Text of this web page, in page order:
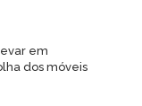
em
dos móveis